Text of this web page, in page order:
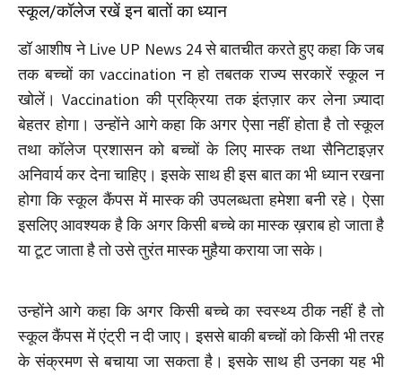
स्कूल/कॉलेज रखें इन बातों का ध्यान
डॉ आशीष ने Live UP News 24 से बातचीत करते हुए कहा कि जब
तक बच्चों का vaccination न हो तबतक राज्य सरकारें स्कूल न
खोलें। Vaccination की प्रक्रिया तक इंतज़ार कर लेना ज़्यादा
बेहतर होगा। उन्होंने आगे कहा कि अगर ऐसा नहीं होता है तो स्कूल
तथा कॉलेज प्रशासन को बच्चों के लिए मास्क तथा सैनिटाइज़र
अनिवार्य कर देना चाहिए। इसके साथ ही इस बात का भी ध्यान रखना
होगा कि स्कूल कैंपस में मास्क की उपलब्धता हमेशा बनी रहे। ऐसा
इसलिए आवश्यक है कि अगर किसी बच्चे का मास्क ख़राब हो जाता है
या टूट जाता है तो उसे तुरंत मास्क मुहैया कराया जा सके।
उन्होंने आगे कहा कि अगर किसी बच्चे का स्वस्थ्य ठीक नहीं है तो
स्कूल कैंपस में एंट्री न दी जाए। इससे बाकी बच्चों को किसी भी तरह
के संक्रमण से बचाया जा सकता है। इसके साथ ही उनका यह भी